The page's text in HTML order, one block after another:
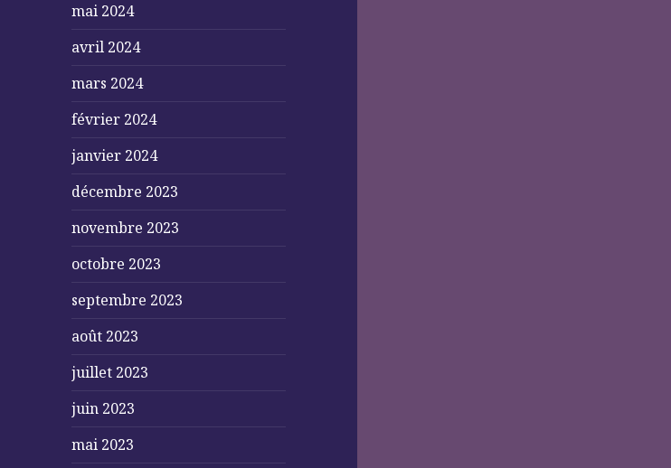
mai 2024
avril 2024
mars 2024
février 2024
janvier 2024
décembre 2023
novembre 2023
octobre 2023
septembre 2023
août 2023
juillet 2023
juin 2023
mai 2023